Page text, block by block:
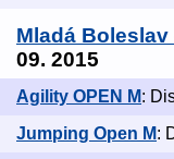
Mladá Boleslav
09. 2015
Agility OPEN M:
Jumping Open M: